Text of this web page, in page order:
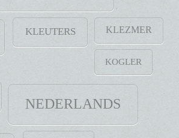
KLEUTERS KLEZMER
KOGLER
NEDERLANDS